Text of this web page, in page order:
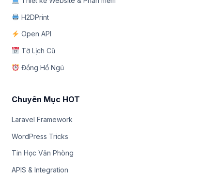
H2DPrint
Open API
Tờ Lịch Cũ
Đồng Hồ Ngủ
Chuyên Mục HOT
Laravel Framework
WordPress Tricks
Tin Học Văn Phòng
APIS & Integration